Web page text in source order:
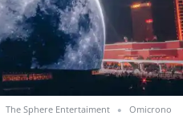
The Sphere Entertaiment Omicrono